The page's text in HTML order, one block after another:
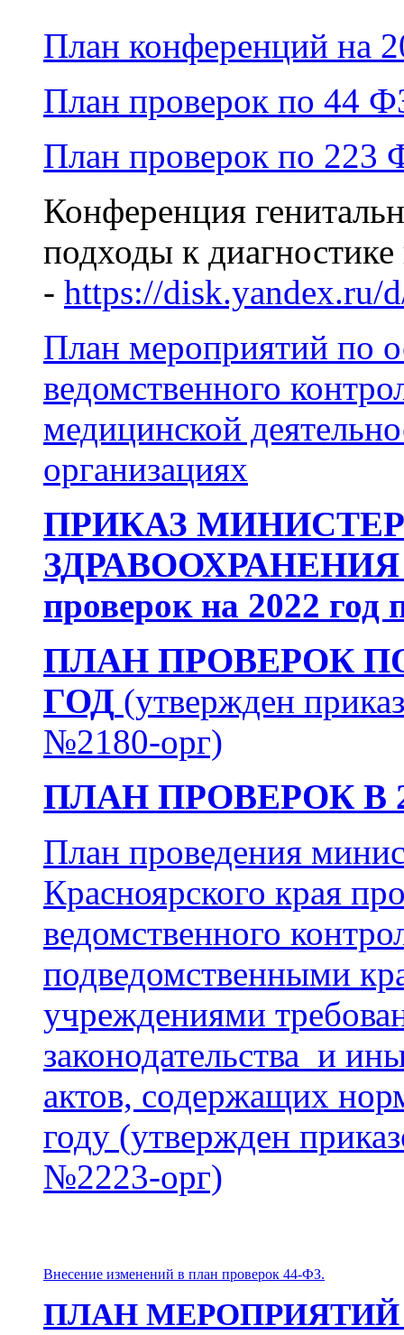
План конференций на
План проверок по 44
План проверок по 223
Конференция
подходы к
- https://disk.yandex.ru/
План мероприятий по
ведомственного
медицинской
организациях
ПРИКАЗ
ЗДРАВООХРАНЕНИЯ
проверок на 2022
ПЛАН ПРОВЕРОК
ГОД (утвержден
№2180-орг)
ПЛАН ПРОВЕРОК В
План проведения
Красноярского края
ведомственного
подведомственными
учреждениями
законодательства и
актов, содержащих
году (утвержден
№2223-орг)
Внесение изменений в план проверок 44-ФЗ.
ПЛАН